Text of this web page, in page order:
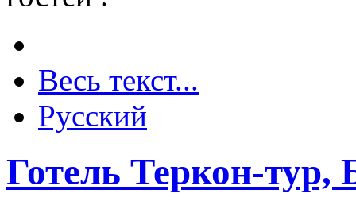
Весь текст...
Русский
Готель Теркон-тур,